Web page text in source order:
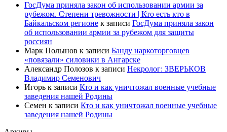
ГосДума приняла закон об использовании армии за
рубежом. Степени тревожности | Кто есть кто в
Байкальском регионе к записи ГосДума приняла закон
об использовании армии за рубежом для защиты
россиян
Марк Полынов к записи Банду наркоторговцев
«повязали» силовики в Ангарске
Александр Полозов к записи Некролог: ЗВЕРЬКОВ
Владимир Семенович
Игорь к записи Кто и как уничтожал военные учебные
заведения нашей Родины
Семен к записи Кто и как уничтожал военные учебные
заведения нашей Родины